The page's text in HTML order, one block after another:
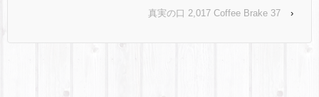
真実の口 2,017 Coffee Brake 37
›